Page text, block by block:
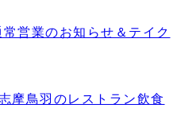
営業のお知らせ＆テイク
摩鳥羽のレストラン飲食